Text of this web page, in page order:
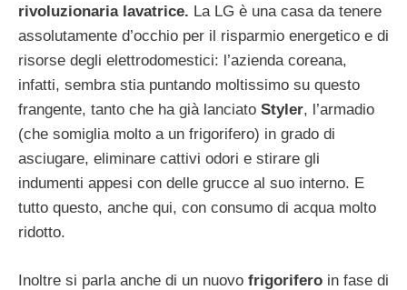
rivoluzionaria lavatrice. La LG è una casa da tenere
assolutamente d’occhio per il risparmio energetico e di
risorse degli elettrodomestici: l’azienda coreana,
infatti, sembra stia puntando moltissimo su questo
frangente, tanto che ha già lanciato Styler, l’armadio
(che somiglia molto a un frigorifero) in grado di
asciugare, eliminare cattivi odori e stirare gli
indumenti appesi con delle grucce al suo interno. E
tutto questo, anche qui, con consumo di acqua molto
ridotto.
Inoltre si parla anche di un nuovo frigorifero in fase di